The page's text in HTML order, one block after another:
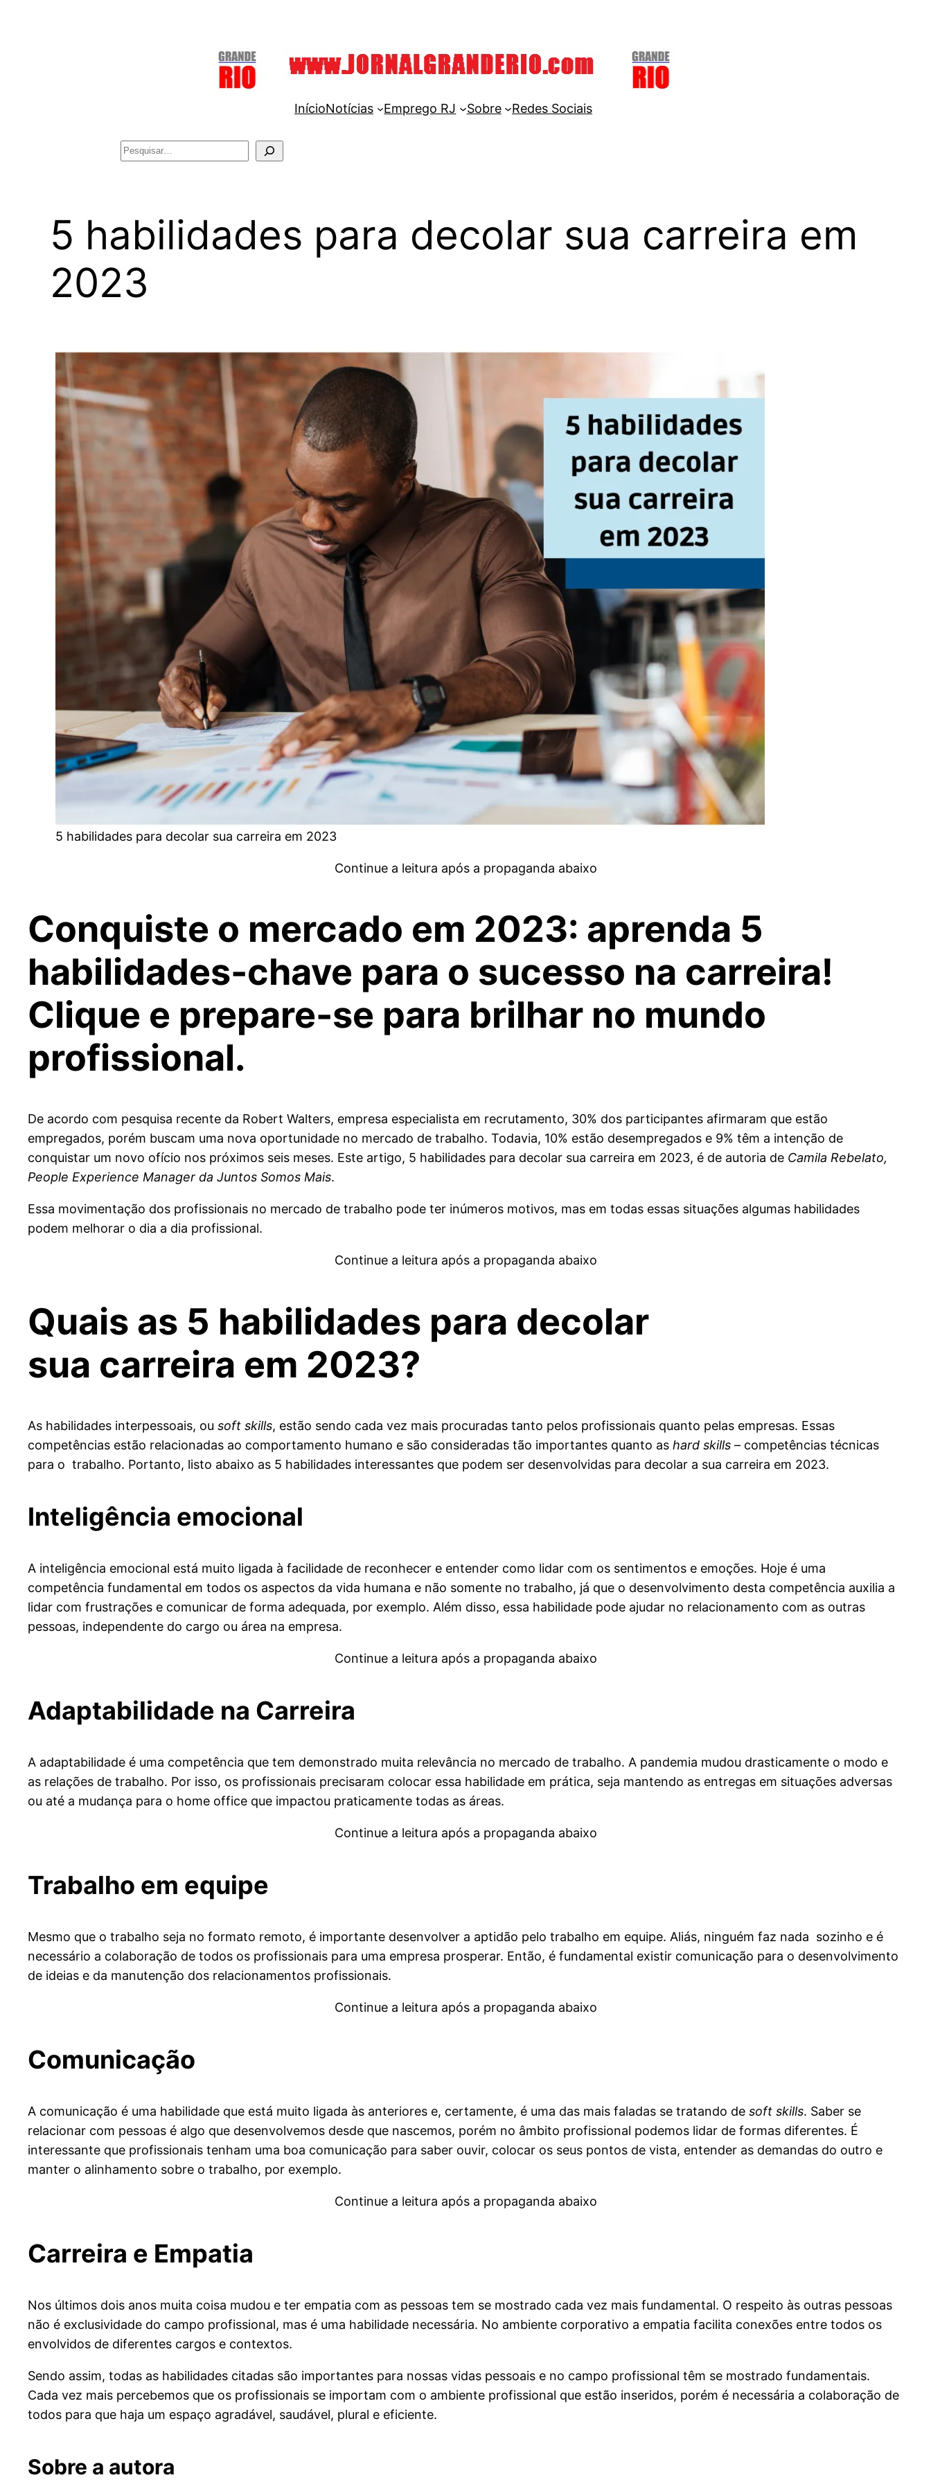
InícioNotícias Emprego RJ Sobre Redes Sociais
5 habilidades para decolar sua carreira em
2023
5 habilidades para decolar sua carreira em 2023
Continue a leitura após a propaganda abaixo
Conquiste o mercado em 2023: aprenda 5
habilidades-chave para o sucesso na carreira!
Clique e prepare-se para brilhar no mundo
profissional.
De acordo com pesquisa recente da Robert Walters, empresa especialista em recrutamento, 30% dos participantes afirmaram que estão
empregados, porém buscam uma nova oportunidade no mercado de trabalho. Todavia, 10% estão desempregados e 9% têm a intenção de
conquistar um novo ofício nos próximos seis meses. Este artigo, 5 habilidades para decolar sua carreira em 2023, é de autoria de Camila Rebelato,
People Experience Manager da Juntos Somos Mais.
Essa movimentação dos profissionais no mercado de trabalho pode ter inúmeros motivos, mas em todas essas situações algumas habilidades
podem melhorar o dia a dia profissional.
Continue a leitura após a propaganda abaixo
Quais as 5 habilidades para decolar
sua carreira em 2023?
As habilidades interpessoais, ou soft skills, estão sendo cada vez mais procuradas tanto pelos profissionais quanto pelas empresas. Essas
competências estão relacionadas ao comportamento humano e são consideradas tão importantes quanto as hard skills – competências técnicas
para o trabalho. Portanto, listo abaixo as 5 habilidades interessantes que podem ser desenvolvidas para decolar a sua carreira em 2023.
Inteligência emocional
A inteligência emocional está muito ligada à facilidade de reconhecer e entender como lidar com os sentimentos e emoções. Hoje é uma
competência fundamental em todos os aspectos da vida humana e não somente no trabalho, já que o desenvolvimento desta competência auxilia a
lidar com frustrações e comunicar de forma adequada, por exemplo. Além disso, essa habilidade pode ajudar no relacionamento com as outras
pessoas, independente do cargo ou área na empresa.
Continue a leitura após a propaganda abaixo
Adaptabilidade na Carreira
A adaptabilidade é uma competência que tem demonstrado muita relevância no mercado de trabalho. A pandemia mudou drasticamente o modo e
as relações de trabalho. Por isso, os profissionais precisaram colocar essa habilidade em prática, seja mantendo as entregas em situações adversas
ou até a mudança para o home office que impactou praticamente todas as áreas.
Continue a leitura após a propaganda abaixo
Trabalho em equipe
Mesmo que o trabalho seja no formato remoto, é importante desenvolver a aptidão pelo trabalho em equipe. Aliás, ninguém faz nada sozinho e é
necessário a colaboração de todos os profissionais para uma empresa prosperar. Então, é fundamental existir comunicação para o desenvolvimento
de ideias e da manutenção dos relacionamentos profissionais.
Continue a leitura após a propaganda abaixo
Comunicação
A comunicação é uma habilidade que está muito ligada às anteriores e, certamente, é uma das mais faladas se tratando de soft skills. Saber se
relacionar com pessoas é algo que desenvolvemos desde que nascemos, porém no âmbito profissional podemos lidar de formas diferentes. É
interessante que profissionais tenham uma boa comunicação para saber ouvir, colocar os seus pontos de vista, entender as demandas do outro e
manter o alinhamento sobre o trabalho, por exemplo.
Continue a leitura após a propaganda abaixo
Carreira e Empatia
Nos últimos dois anos muita coisa mudou e ter empatia com as pessoas tem se mostrado cada vez mais fundamental. O respeito às outras pessoas
não é exclusividade do campo profissional, mas é uma habilidade necessária. No ambiente corporativo a empatia facilita conexões entre todos os
envolvidos de diferentes cargos e contextos.
Sendo assim, todas as habilidades citadas são importantes para nossas vidas pessoais e no campo profissional têm se mostrado fundamentais.
Cada vez mais percebemos que os profissionais se importam com o ambiente profissional que estão inseridos, porém é necessária a colaboração de
todos para que haja um espaço agradável, saudável, plural e eficiente.
Sobre a autora